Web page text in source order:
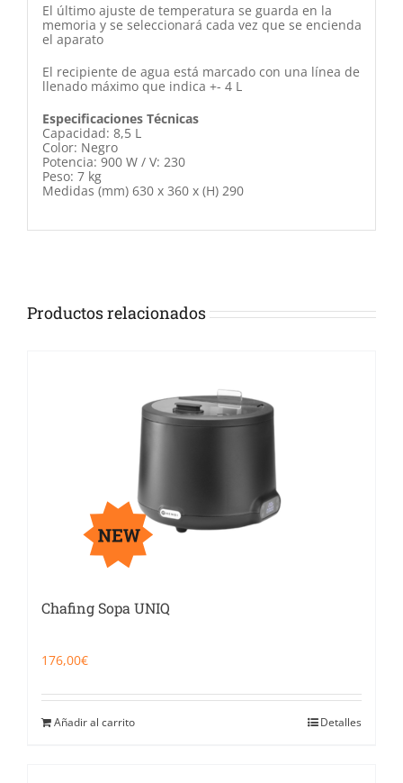
El último ajuste de temperatura se guarda en la
memoria y se seleccionará cada vez que se encienda
el aparato
El recipiente de agua está marcado con una línea de
llenado máximo que indica +- 4 L
Especificaciones Técnicas
Capacidad: 8,5 L
Color: Negro
Potencia: 900 W / V: 230
Peso: 7 kg
Medidas (mm) 630 x 360 x (H) 290
Productos relacionados
Chafing Sopa UNIQ
176,00€
Añadir al carrito Detalles